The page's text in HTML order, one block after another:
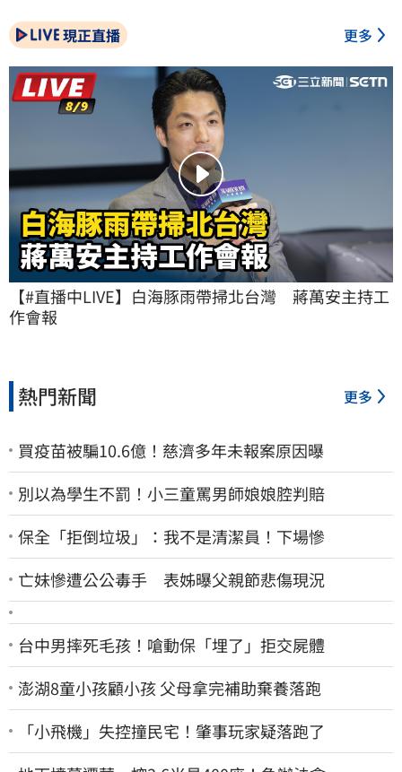
現正直播 更多
【#直播中LIVE】白海豚雨帶掃北台灣　蔣萬安主持工
作會報
熱門新聞 更多
買疫苗被騙10.6億！慈濟多年未報案原因曝
別以為學生不罰！小三童罵男師娘娘腔判賠
保全「拒倒垃圾」：我不是清潔員！下場慘
亡妹慘遭公公毒手 表姊曝父親節悲傷現況
台中男摔死毛孩！嗆動保「埋了」拒交屍體
澎湖8童小孩顧小孩 父母拿完補助棄養落跑
「小飛機」失控撞民宅！肇事玩家疑落跑了